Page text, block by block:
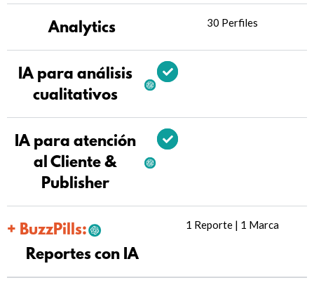
Analytics 30 Perfiles
IA para análisis
cualitativos
IA para atención
al Cliente &
Publisher
+ BuzzPills:
Reportes con IA
1 Reporte | 1 Marca